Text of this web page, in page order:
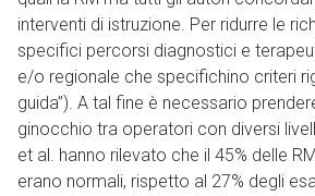
interventi di istruzione. Per ridurre le
specifici percorsi diagnostici e
e/o regionale che specifichino criteri
guida”). A tal fine è necessario
ginocchio tra operatori con diversi
et al. hanno rilevato che il 45% delle
erano normali, rispetto al 27% degli